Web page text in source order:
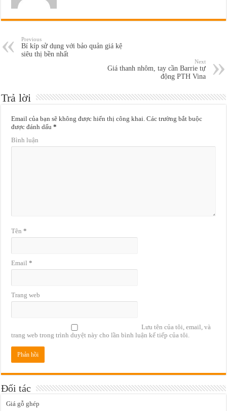
Previous
Bí kíp sử dụng với bảo quản giá kệ
siêu thị bền nhất
Next
Giá thanh nhôm, tay cần Barrie tự
động PTH Vina
Trả lời
Email của bạn sẽ không được hiển thị công khai. Các trường bắt buộc
được đánh dấu*
Bình luận
Tên*
Email*
Trang web
Lưu tên của tôi, email, và
trang web trong trình duyệt này cho lần bình luận kế tiếp của tôi.
Đối tác
Giá gỗ ghép